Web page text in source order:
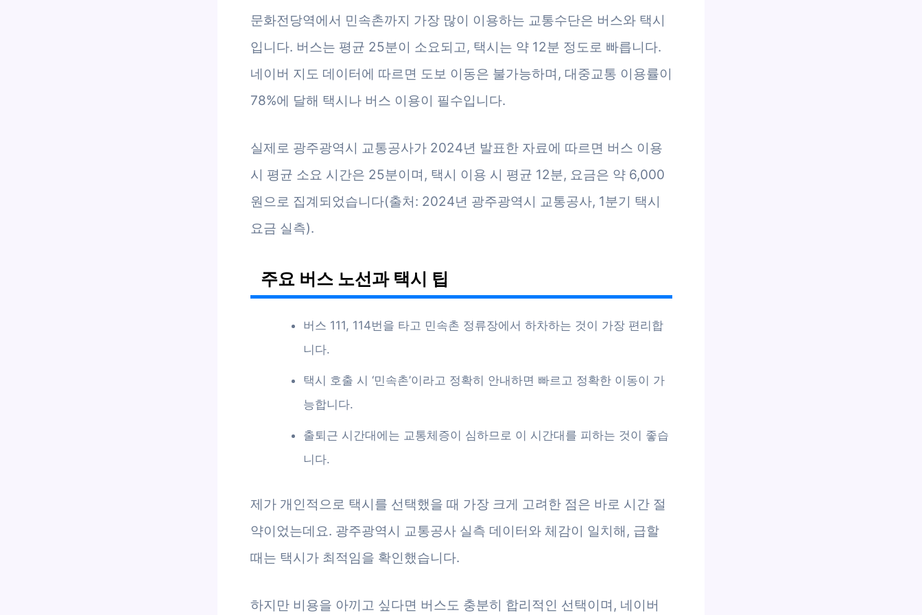
문화전당역에서 민속촌까지 가장 많이 이용하는 교통수단은 버스와 택시
입니다. 버스는 평균 25분이 소요되고, 택시는 약 12분 정도로 빠릅니다.
네이버 지도 데이터에 따르면 도보 이동은 불가능하며, 대중교통 이용률이
78%에 달해 택시나 버스 이용이 필수입니다.
실제로 광주광역시 교통공사가 2024년 발표한 자료에 따르면 버스 이용
시 평균 소요 시간은 25분이며, 택시 이용 시 평균 12분, 요금은 약 6,000
원으로 집계되었습니다(출처: 2024년 광주광역시 교통공사, 1분기 택시
요금 실측).
주요 버스 노선과 택시 팁
버스 111, 114번을 타고 민속촌 정류장에서 하차하는 것이 가장 편리합
니다.
택시 호출 시 ‘민속촌’이라고 정확히 안내하면 빠르고 정확한 이동이 가
능합니다.
출퇴근 시간대에는 교통체증이 심하므로 이 시간대를 피하는 것이 좋습
니다.
제가 개인적으로 택시를 선택했을 때 가장 크게 고려한 점은 바로 시간 절
약이었는데요. 광주광역시 교통공사 실측 데이터와 체감이 일치해, 급할
때는 택시가 최적임을 확인했습니다.
하지만 비용을 아끼고 싶다면 버스도 충분히 합리적인 선택이며, 네이버